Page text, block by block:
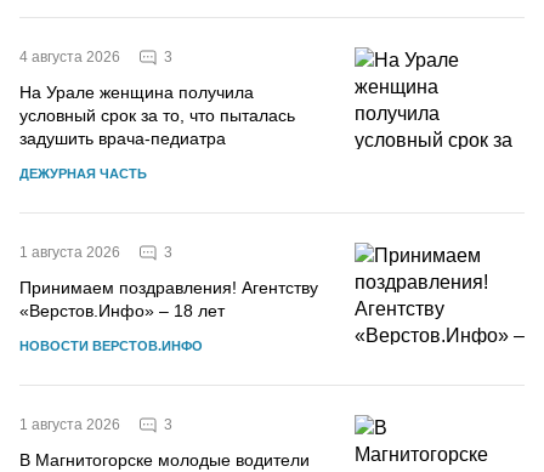
4 августа 2026 3
На Урале женщина получила
условный срок за то, что пыталась
задушить врача-педиатра
ДЕЖУРНАЯ ЧАСТЬ
1 августа 2026 3
Принимаем поздравления! Агентству
«Верстов.Инфо» – 18 лет
НОВОСТИ ВЕРСТОВ.ИНФО
1 августа 2026 3
В Магнитогорске молодые водители